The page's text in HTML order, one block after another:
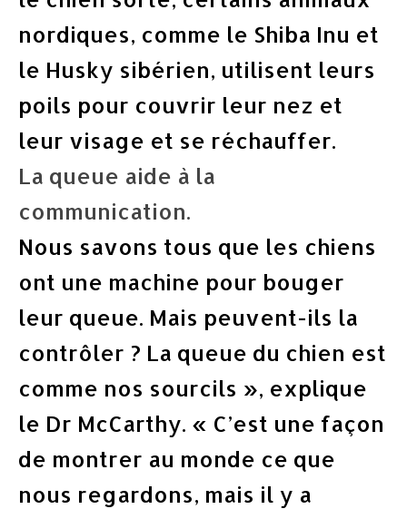
nordiques, comme le Shiba Inu et
le Husky sibérien, utilisent leurs
poils pour couvrir leur nez et
leur visage et se réchauffer.
La queue aide à la
communication.
Nous savons tous que les chiens
ont une machine pour bouger
leur queue. Mais peuvent-ils la
contrôler ? La queue du chien est
comme nos sourcils », explique
le Dr McCarthy. « C’est une façon
de montrer au monde ce que
nous regardons, mais il y a